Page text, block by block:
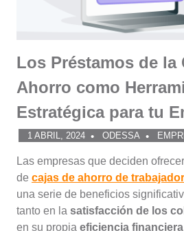
Los Préstamos de la
Ahorro como
Estratégica para tu
1 ABRIL, 2024 ODESSA
Las empresas que deciden
de cajas de ahorro de
una serie de beneficios
tanto en la satisfacción de los
en su propia eficiencia financiera